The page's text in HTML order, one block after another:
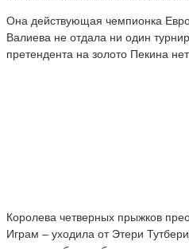
Она действующая чемпионка
Валиева не отдала ни один
претендента на золото Пекина
Королева четверных прыжков
Играм – уходила от Этери